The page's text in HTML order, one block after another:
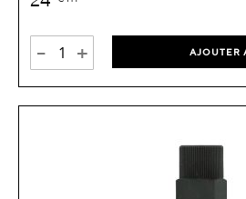
- + AJOUTER